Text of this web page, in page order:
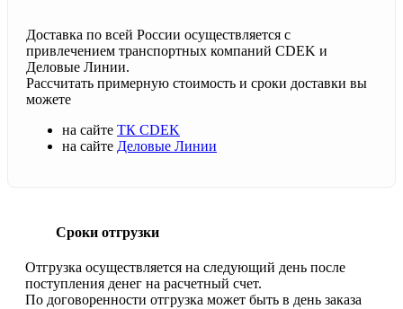
Доставка по всей России осуществляется с
привлечением транспортных компаний CDEK и
Деловые Линии.
Рассчитать примерную стоимость и сроки доставки вы
можете
на сайте ТК CDEK
на сайте Деловые Линии
Сроки отгрузки
Отгрузка осуществляется на следующий день после
поступления денег на расчетный счет.
По договоренности отгрузка может быть в день заказа